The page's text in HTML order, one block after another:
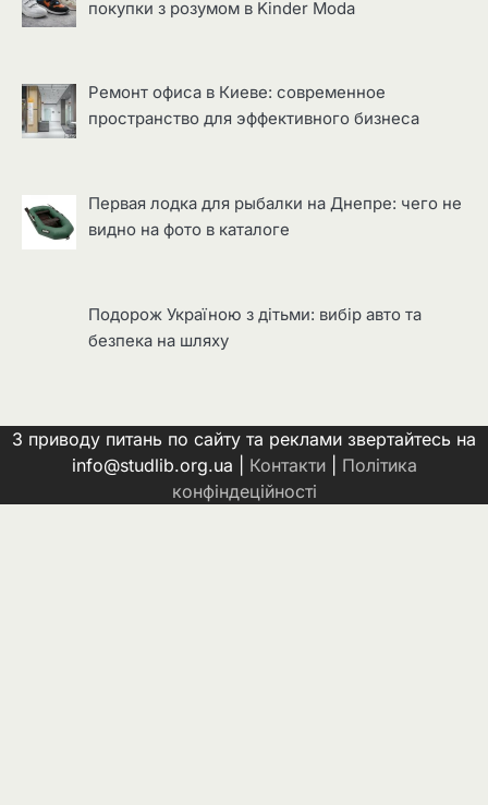
покупки з розумом в Kinder Moda
Ремонт офиса в Киеве: современное
пространство для эффективного бизнеса
Первая лодка для рыбалки на Днепре: чего не
видно на фото в каталоге
Подорож Україною з дітьми: вибір авто та
безпека на шляху
З приводу питань по сайту та реклами звертайтесь на
info@studlib.org.ua | Контакти| Політика
конфіндеційності